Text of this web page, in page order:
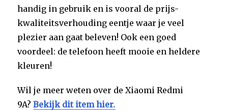
handig in gebruik en is vooral de prijs-
kwaliteitsverhouding eentje waar je veel
plezier aan gaat beleven! Ook een goed
voordeel: de telefoon heeft mooie en heldere
kleuren!
Wil je meer weten over de Xiaomi Redmi
9A?Bekijk dit item hier.